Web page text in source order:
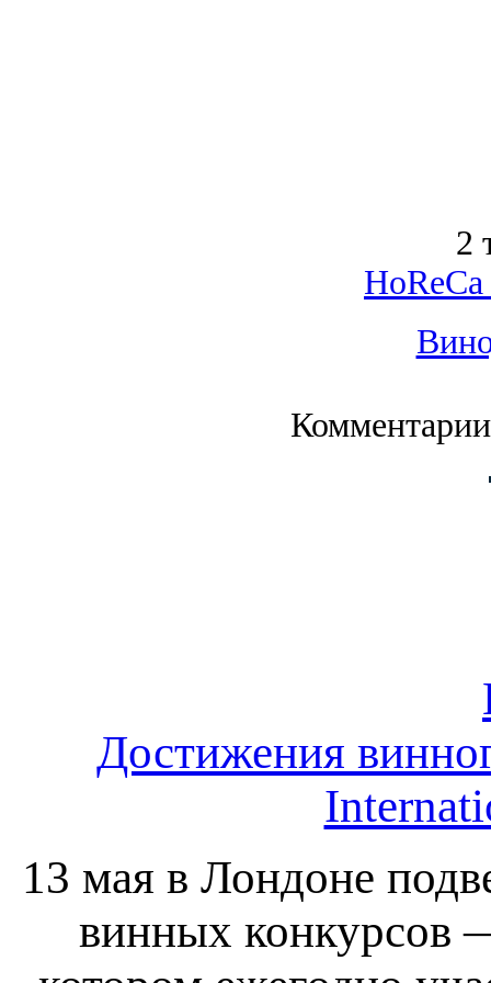
2
Достижения
13 мая в Лондоне
винных конкурсов